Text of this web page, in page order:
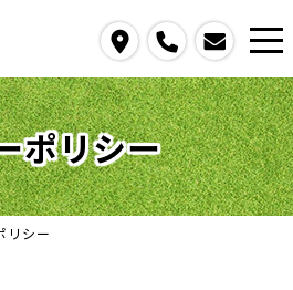
contact us
ポリシー
リシー